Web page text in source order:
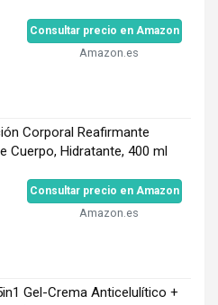
Consultar precio en Amazon
Amazon.es
Corporal Reafirmante
Cuerpo, Hidratante, 400 ml
Consultar precio en Amazon
Amazon.es
Gel-Crema Anticelulítico +